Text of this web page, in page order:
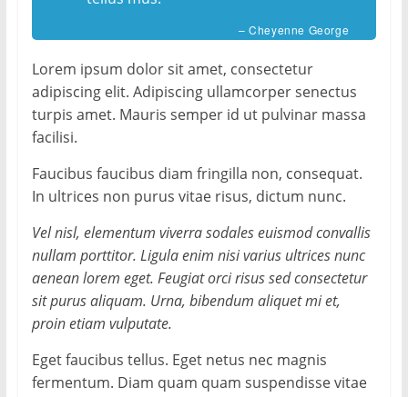
– Cheyenne George
Lorem ipsum dolor sit amet, consectetur
adipiscing elit. Adipiscing ullamcorper senectus
turpis amet. Mauris semper id ut pulvinar massa
facilisi.
Faucibus faucibus diam fringilla non, consequat.
In ultrices non purus vitae risus, dictum nunc.
Vel nisl, elementum viverra sodales euismod convallis
nullam porttitor. Ligula enim nisi varius ultrices nunc
aenean lorem eget. Feugiat orci risus sed consectetur
sit purus aliquam. Urna, bibendum aliquet mi et,
proin etiam vulputate.
Eget faucibus tellus. Eget netus nec magnis
fermentum. Diam quam quam suspendisse vitae